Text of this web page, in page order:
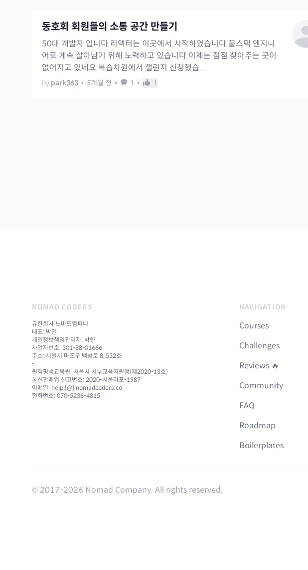
동호회 회원들의 소통 공간 만들기
50대 개발자 입니다.리액터는 이곳에서 시작하였습니다.풀스택 엔지니
어로 계속 살아남기 위해 노력하고 있습니다.이제는 점점 찾아주는 곳이
없어지고 있네요.복습차원에서 챌린지 신청했습...
by park363 • 5개월 전 • 1 • 1
NOMAD CODERS
유한회사 노마드컴퍼니
대표: 박인
개인정보책임관리자: 박인
사업자번호: 301-88-01666
주소: 서울시 마포구 백범로 8, 532호
-
원격평생교육원: 서울시 서부교육지원청(제2020-13호)
통신판매업 신고번호: 2020-서울마포-1987
이메일: help [@] nomadcoders.co
전화번호: 070-5236-4815
NAVIGATION
Courses
Challenges
Reviews 🔥
Community
FAQ
Roadmap
Boilerplates
© 2017-2026 Nomad Company. All rights reserved.